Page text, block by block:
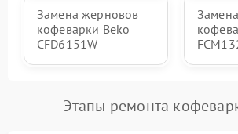
Замена жерновов
кофеварки Beko
CFD6151W
Этапы ремонта